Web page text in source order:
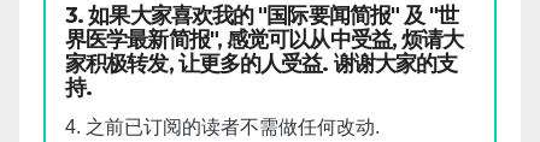
3. 如果大家喜欢我的 "国际要闻简报" 及 "世
界医学最新简报", 感觉可以从中受益, 烦请大
家积极转发, 让更多的人受益. 谢谢大家的支
持.
4. 之前已订阅的读者不需做任何改动.